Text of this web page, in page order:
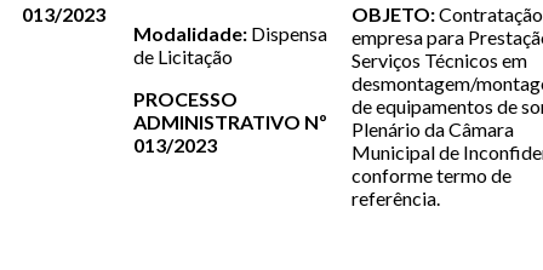
013/2023
Modalidade: Dispensa
de Licitação
PROCESSO
ADMINISTRATIVO Nº
013/2023
OBJETO:
empresa para
Serviços Técnicos em
desmontagem/
de equipamentos de
Plenário da Câmara
Municipal de
conforme termo de
referência.